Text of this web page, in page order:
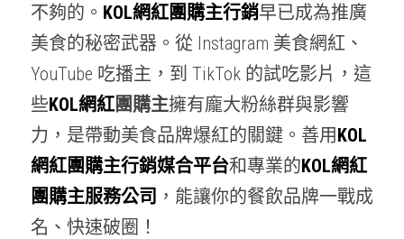
we are hiring !
團購商機問與答Vietnam
熱門Q&A
所有博客分類
團購商機問與答TM
團購商機問與答VN
Facebook
登錄/ 註冊
搜索
不夠的。 KOL網紅團購主行銷早已成為推廣
美食的秘密武器。從 Instagram 美食網紅、
YouTube 吃播主，到 TikTok 的試吃影片，這
些KOL網紅團購主擁有龐大粉絲群與影響
力，是帶動美食品牌爆紅的關鍵。善用KOL
網紅團購主行銷媒合平台和專業的KOL網紅
團購主服務公司 ，能讓你的餐飲品牌一戰成
名、快速破圈！